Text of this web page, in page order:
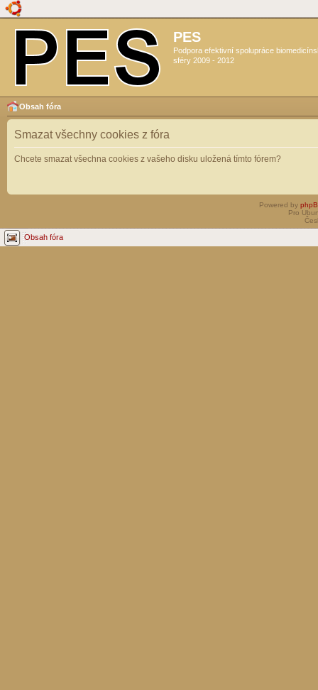
PES
Podpora efektivní spolupráce
sféry 2009 - 2012
Obsah fóra
Smazat všechny cookies z fóra
Chcete smazat všechna cookies z vašeho disku uložená tímto fórem?
Powered by
Pro
Obsah fóra